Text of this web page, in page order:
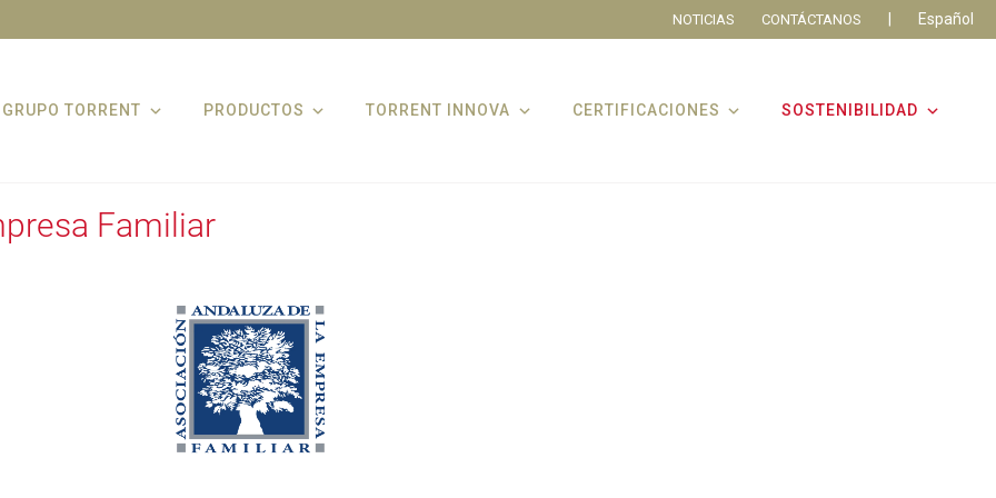
NOTICIAS CONTÁCTANOS Español
GRUPO TORRENT PRODUCTOS TORRENT INNOVA CERTIFICACIONES SOSTENIBILIDAD
Familiar